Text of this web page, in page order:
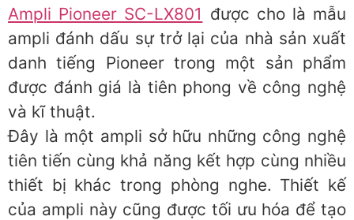
Ampli Pioneer SC-LX801 được cho là mẫu
ampli đánh dấu sự trở lại của nhà sản xuất
danh tiếng Pioneer trong một sản phẩm
được đánh giá là tiên phong về công nghệ
và kĩ thuật.
Đây là một ampli sở hữu những công nghệ
tiên tiến cùng khả năng kết hợp cùng nhiều
thiết bị khác trong phòng nghe. Thiết kế
của ampli này cũng được tối ưu hóa để tạo